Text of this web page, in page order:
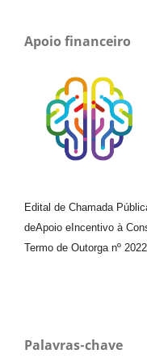
Apoio financeiro
Edital de Chamada
deApoio e Incentivo à
Termo de Outorga nº
Palavras-chave